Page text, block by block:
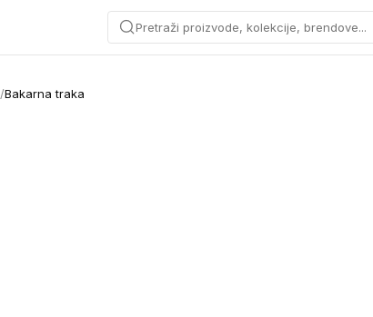
Pretraži proizvode, kolekcije, brendove...
/Bakarna traka